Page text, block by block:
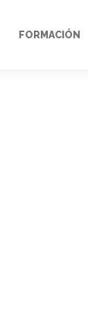
FORMACIÓN